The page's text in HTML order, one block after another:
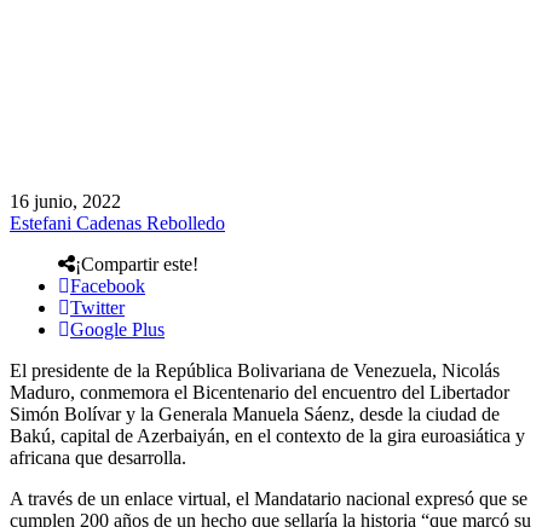
16 junio, 2022
Estefani Cadenas Rebolledo
¡Compartir este!
Facebook
Twitter
Google Plus
El presidente de la República Bolivariana de Venezuela, Nicolás
Maduro, conmemora el Bicentenario del encuentro del Libertador
Simón Bolívar y la Generala Manuela Sáenz, desde la ciudad de
Bakú, capital de Azerbaiyán, en el contexto de la gira euroasiática y
africana que desarrolla.
A través de un enlace virtual, el Mandatario nacional expresó que se
cumplen 200 años de un hecho que sellaría la historia “que marcó su